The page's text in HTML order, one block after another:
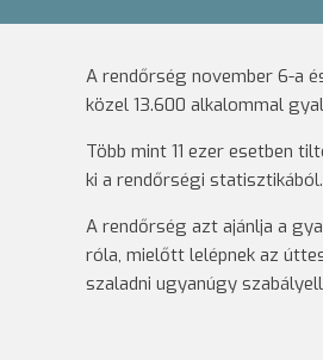
A rendőrség november 6-a
közel 13.600 alkalommal
Több mint 11 ezer esetben
ki a rendőrségi statisztikából.
A rendőrség azt ajánlja a
róla, mielőtt lelépnek az
szaladni ugyanúgy